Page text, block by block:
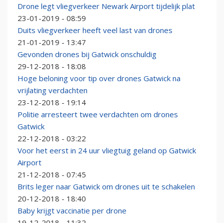
Drone legt vliegverkeer Newark Airport tijdelijk plat
23-01-2019 - 08:59
Duits vliegverkeer heeft veel last van drones
21-01-2019 - 13:47
Gevonden drones bij Gatwick onschuldig
29-12-2018 - 18:08
Hoge beloning voor tip over drones Gatwick na
vrijlating verdachten
23-12-2018 - 19:14
Politie arresteert twee verdachten om drones
Gatwick
22-12-2018 - 03:22
Voor het eerst in 24 uur vliegtuig geland op Gatwick
Airport
21-12-2018 - 07:45
Brits leger naar Gatwick om drones uit te schakelen
20-12-2018 - 18:40
Baby krijgt vaccinatie per drone